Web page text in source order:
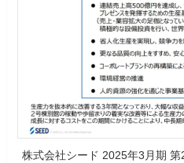
株式会社シード 2025年3月期